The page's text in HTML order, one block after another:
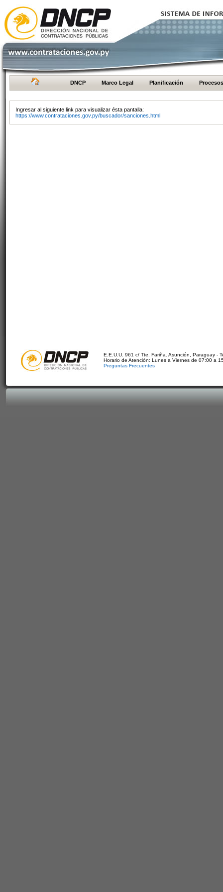
DNCP Marco Legal Planificación Procesos
Ingresar al siguiente link para visualizar ésta pantalla:
https://www.contrataciones.gov.py/buscador/sanciones.html
E.E.U.U. 961 c/ Tte. Fariña. Asunción, Paraguay -
Horario de Atención: Lunes a Viernes de 07:00 a
Preguntas Frecuentes